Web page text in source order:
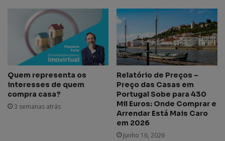
Quem representa os
interesses de quem
compra casa?
3 semanas atrás
Relatório de Preços –
Preço das Casas em
Portugal Sobe para 430
Mil Euros: Onde Comprar e
Arrendar Está Mais Caro
em 2026
Junho 16, 2026